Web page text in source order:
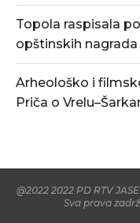
Topola raspisala
opštinskih nagrada
Arheološko i
Priča o
@2022 2022 PD RTV
Sva prava